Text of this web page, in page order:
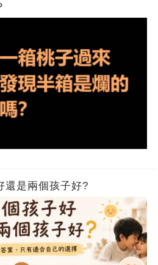
還是兩個孩子好?